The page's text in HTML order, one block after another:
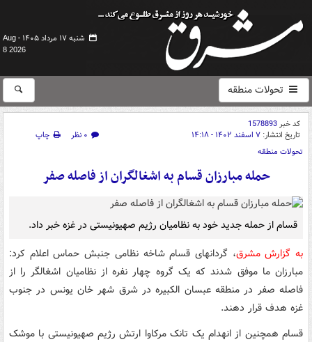
شنبه ۱۷ مرداد ۱۴۰۵ -
Aug
8 2026
تحولات منطقه
کد خبر1578893
تاریخ انتشار: ۷ اسفند ۱۴۰۲ - ۱۴:۱۸ ۰ نظر
چاپ
تحولات منطقه
حمله مبارزان قسام به اشغالگران از فاصله صفر
قسام از حمله جدید خود به نظامیان رژیم صهیونیستی در غزه خبر داد.
به گزارش مشرق، گردانهای قسام شاخه نظامی جنبش حماس اعلام کرد:
مبارزان ما موفق شدند که یک گروه چهار نفره از نظامیان اشغالگر را از
فاصله صفر در منطقه عبسان الکبیره در شرق شهر خان یونس در جنوب
غزه هدف قرار دهند.
قسام همچنین از انهدام یک تانک مرکاوا ارتش رژیم صهیونیستی با موشک